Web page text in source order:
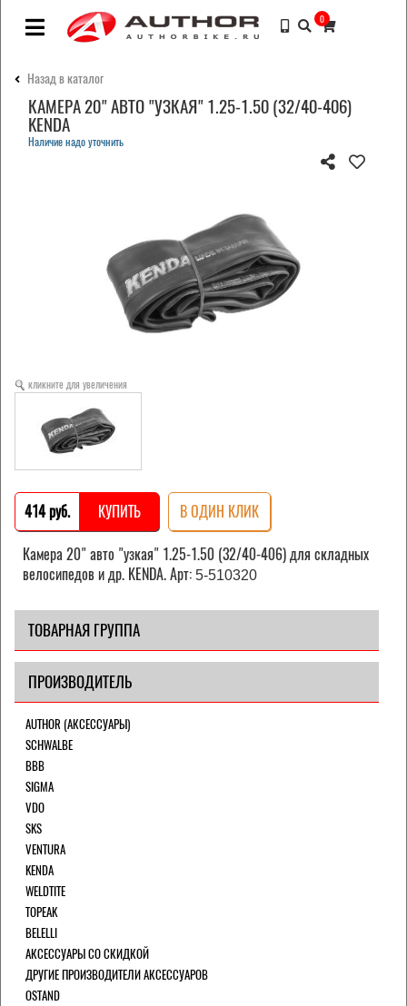
0
Назад в каталог
КАМЕРА 20" АВТО "УЗКАЯ" 1.25-1.50 (32/40-406)
KENDA
Наличие надо уточнить
кликните для увеличения
414 pуб. КУПИТЬ В ОДИН КЛИК
Камера 20" авто "узкая" 1.25-1.50 (32/40-406) для складных
велосипедов и др. KENDA. Арт: 5-510320
ТОВАРНАЯ ГРУППА
ПРОИЗВОДИТЕЛЬ
AUTHOR (АКСЕССУАРЫ)
SCHWALBE
BBB
SIGMA
VDO
SKS
VENTURA
KENDA
WELDTITE
TOPEAK
BELELLI
АКСЕССУАРЫ СО СКИДКОЙ
ДРУГИЕ ПРОИЗВОДИТЕЛИ АКСЕССУАРОВ
OSTAND